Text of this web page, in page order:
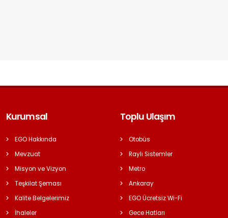
Kurumsal
EGO Hakkında
Mevzuat
Misyon ve Vizyon
Teşkilat Şeması
Kalite Belgelerimiz
İhaleler
Toplu Ulaşım
Otobüs
Raylı Sistemler
Metro
Ankaray
EGO Ücretsiz Wi-Fi
Gece Hatları